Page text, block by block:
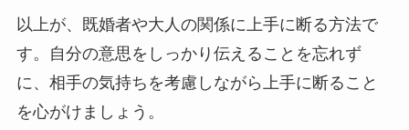
以上が、既婚者や大人の関係に上手に断る方法で
す。自分の意思をしっかり伝えることを忘れず
に、相手の気持ちを考慮しながら上手に断ること
を心がけましょう。